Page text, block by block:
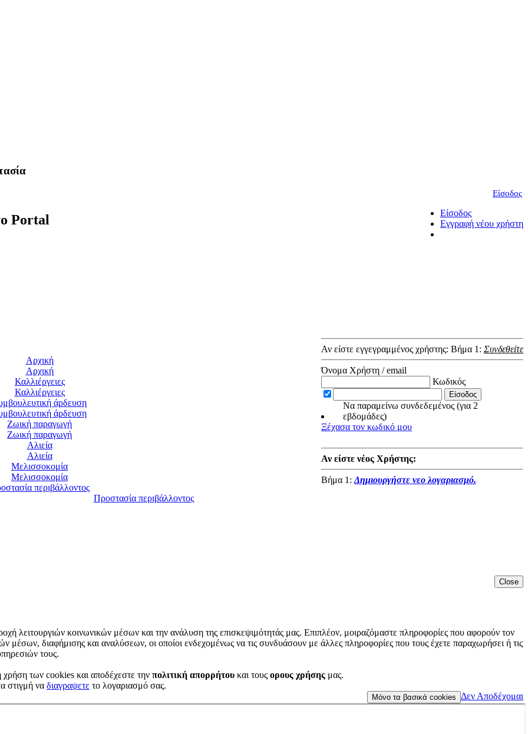
Είσοδος
Είσοδος
Εγγραφή νέου χρήστη
Portal
Αν είστε εγγεγραμμένος χρήστης: Βήμα 1: Συνδεθείτε
Όνομα Χρήστη / email
Κωδικός
Να παραμείνω συνδεδεμένος (για 2
εβδομάδες)
Ξέχασα τον κωδικό μου
Αν είστε νέος Χρήστης:
Βήμα 1: Δημιουργήστε νεο λογαριασμό.
Αρχική
Αρχική
Καλλιέργειες
Καλλιέργειες
άρδευση
άρδευση
Ζωική παραγωγή
Ζωική παραγωγή
Αλιεία
Αλιεία
Μελισσοκομία
Μελισσοκομία
περιβάλλοντος
Προστασία περιβάλλοντος
Close
λειτουργιών κοινωνικών μέσων και την ανάλυση της επισκεψιμότητάς μας. Επιπλέον, μοιραζόμαστε πληροφορίες που αφορούν τον
μέσων, διαφήμισης και αναλύσεων, οι οποίοι ενδεχομένως να τις συνδυάσουν με άλλες πληροφορίες που τους έχετε παραχωρήσει ή τις
τους.
χρήση των cookies και αποδέχεστε την πολιτική απορρήτου και τους ορους χρήσης μας.
στιγμή να διαγραψετε το λογαριασμό σας.
Μόνο τα βασικά cookies Δεν Αποδέχομαι